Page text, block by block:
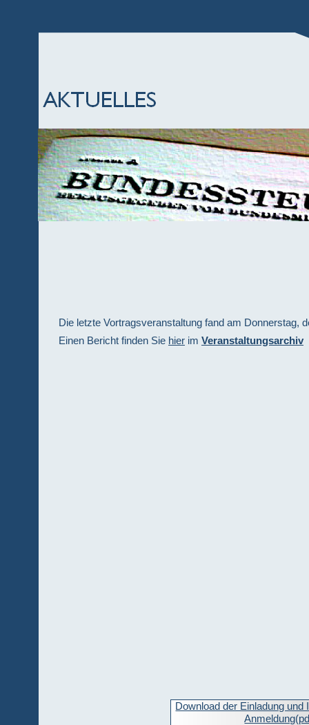
Download der Einladung und
Die letzte Vortragsveranstaltung fand am Donnerstag,
Einen Bericht finden Sie hier im Veranstaltungsarchiv